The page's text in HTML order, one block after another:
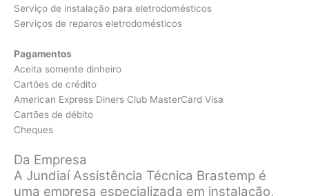
Serviço de instalação para eletrodomésticos
Serviços de reparos eletrodomésticos
Pagamentos
Aceita somente dinheiro
Cartões de crédito
American Express Diners Club MasterCard Visa
Cartões de débito
Cheques
Da Empresa
A Jundiaí Assistência Técnica Brastemp é
uma empresa especializada em instalação,